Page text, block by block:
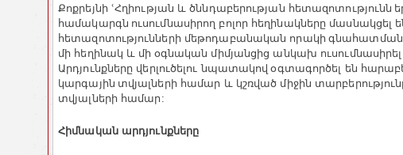
Քոքրեյնի ՙՀղիության և ծննդաբերության հետազոտությունն
համակարգն ուսումնասիրող բոլոր հեղինակները մասնակցել
հետազոտությունների մեթոդաբանական որակի
մի հեղինակ և մի օգնական միմյանցից անկախ ուսումնասիրել
Արդյունքները վերլուծելու նպատակով օգտագործել են
կարգային տվյալների համար և կշռված միջին
տվյալների համար:
Հիմնական արդյունքները